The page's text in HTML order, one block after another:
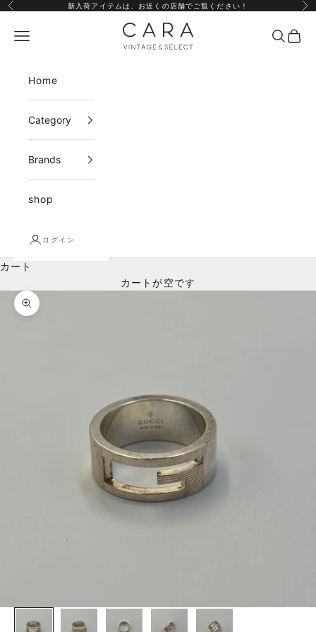
コンテンツへスキップ
前へ 新入荷アイテムは、 お近くの店舗でご覧ください！ 次
CARA vintage&select
メニュー 検索カー
Home
Category
Brands
shop
ログイン
カート
カートが空です
ズームイン